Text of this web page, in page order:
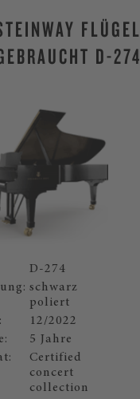
FLÜGEL
D-274
D-274
schwarz
poliert
12/2022
5 Jahre
Certified
concert
collection